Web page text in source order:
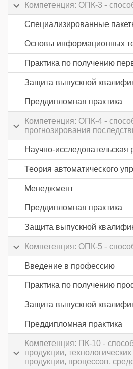
Компетенция: ОПК-3 -
Основы информационных
Преддипломная практика
Компетенция: ОПК-4 -
прогнозирования
Научно-исследовательская
Теория автоматического
Менеджмент
Преддипломная практика
Компетенция: ОПК-5 -
Введение в профессию
Преддипломная практика
Компетенция: ПК-10 -
продукции,
продукции, процессов,